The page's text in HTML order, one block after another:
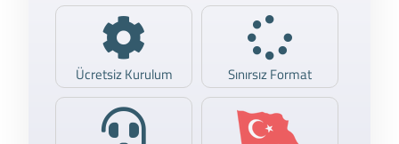
Ücretsiz Kurulum Sınırsız Format